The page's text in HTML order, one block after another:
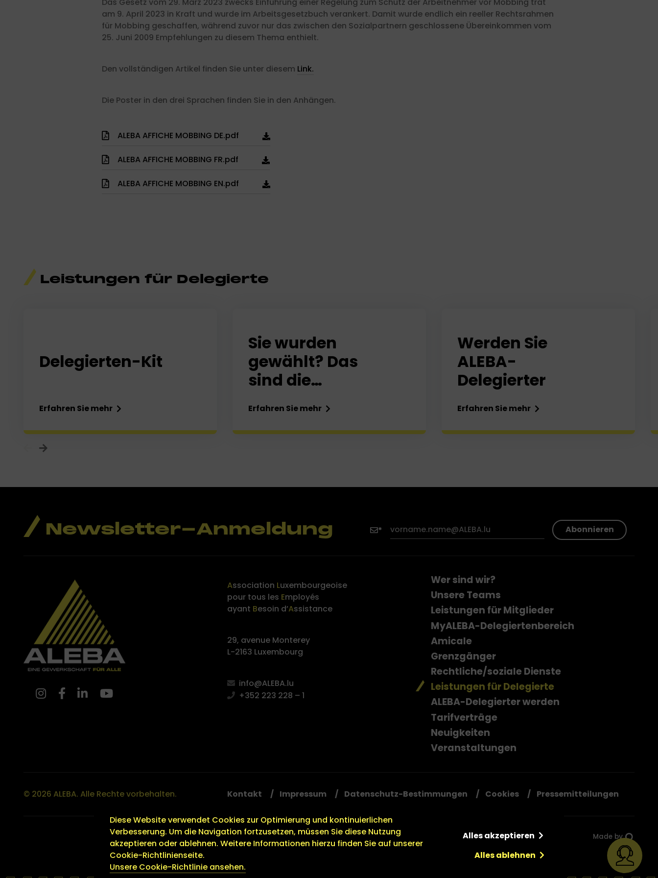
am 9. April 2023 in Kraft und wurde im Arbeitsgesetzbuch verankert. Damit wurde endlich ein reeller Rechtsrahmen
für Mobbing geschaffen, während zuvor nur das zwischen den Sozialpartnern geschlossene Übereinkommen vom
25. Juni 2009 Empfehlungen zu diesem Thema enthielt.
Den vollständigen Artikel finden Sie unter diesem Link.
Die Poster in den drei Sprachen finden Sie in den Anhängen.
ALEBA AFFICHE MOBBING DE.pdf
ALEBA AFFICHE MOBBING FR.pdf
ALEBA AFFICHE MOBBING EN.pdf
Leistungen für Delegierte
Delegierten-Kit
Erfahren Sie mehr
Sie wurden
gewählt? Das
sind die
Schritte!
Erfahren Sie mehr
Werden Sie
ALEBA-
Delegierter
Erfahren Sie mehr
Newsletter-Anmeldung Abonnieren
Association Luxembourgeoise
pour tous les Employés
ayant Besoin d’Assistance
29, avenue Monterey
L-2163 Luxembourg
info@ALEBA.lu
+352 223 228 – 1
Wer sind wir?
Unsere Teams
Leistungen für Mitglieder
MyALEBA-Delegiertenbereich
Amicale
Grenzgänger
Rechtliche/soziale Dienste
Leistungen für Delegierte
ALEBA-Delegierter werden
Tarifverträge
Neuigkeiten
Veranstaltungen
© 2026 ALEBA. Alle Rechte vorbehalten. Kontakt Impressum Datenschutz-Bestimmungen Cookies Pressemitteilungen
Made by
Diese Website verwendet Cookies zur Optimierung und kontinuierlichen
Verbesserung. Um die Navigation fortzusetzen, müssen Sie diese Nutzung
akzeptieren oder ablehnen. Weitere Informationen hierzu finden Sie auf unserer
Cookie-Richtlinienseite.
Unsere Cookie-Richtlinie ansehen.
Alles akzeptieren
Alles ablehnen